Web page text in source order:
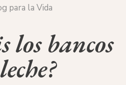
para la Vida
los bancos